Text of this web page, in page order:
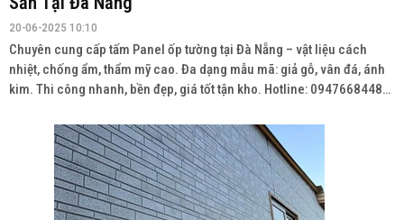
vatlieuhoanthien.com Liên hệ: 0947.668.448